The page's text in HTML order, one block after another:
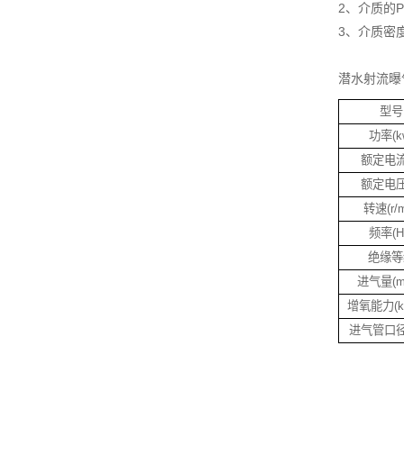
2、介质的
3、介质密
潜水射流
型号
功率
额定电
额定电
转速(r/
频率
绝缘
进气量
增氧能力
进气管口